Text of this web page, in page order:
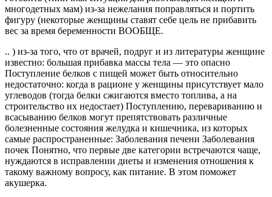
многодетных мам) из-за нежелания поправляться и портить
фигуру (некоторые женщины ставят себе цель не прибавить
вес за время беременности ВООБЩЕ.
.. ) из-за того, что от врачей, подруг и из литературы женщине
известно: большая прибавка массы тела — это опасно
Поступление белков с пищей может быть относительно
недостаточно: когда в рационе у женщины присутствует мало
углеводов (тогда белки сжигаются вместо топлива, а на
строительство их недостает) Поступлению, перевариванию и
всасыванию белков могут препятствовать различные
болезненные состояния желудка и кишечника, из которых
самые распространенные: Заболевания печени Заболевания
почек Понятно, что первые две категории встречаются чаще,
нуждаются в исправлении диеты и изменения отношения к
такому важному вопросу, как питание. В этом поможет
акушерка.